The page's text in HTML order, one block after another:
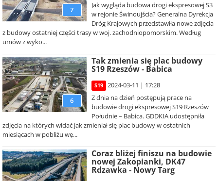
7
Jak wygląda budowa drogi ekspresowej S3
w rejonie Świnoujścia? Generalna Dyrekcja
Dróg Krajowych przedstawiła nowe zdjęcia
z budowy ostatniej części trasy w woj. zachodniopomorskim. Według
umów z wyko...
6
Tak zmienia się plac budowy
S19 Rzeszów - Babica
S19
2024-03-11 | 17:28
Z dnia na dzień postępują prace na
budowie drogi ekspresowej S19 Rzeszów
Południe – Babica. GDDKIA udostępniła
zdjęcia na których widać jak zmieniał się plac budowy w ostatnich
miesiącach w pobliżu wę...
Coraz bliżej finiszu na budowie
nowej Zakopianki, DK47
Rdzawka - Nowy Targ